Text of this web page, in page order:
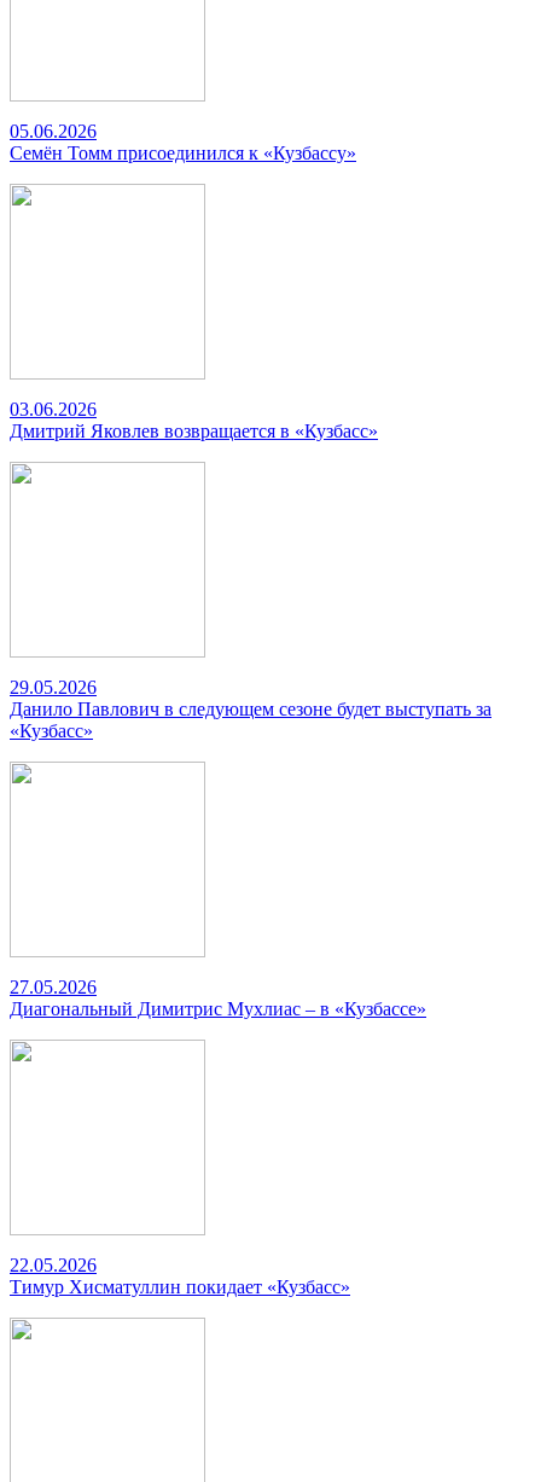
05.06.2026
Семён Томм присоединился к «Кузбассу»
03.06.2026
Дмитрий Яковлев возвращается в «Кузбасс»
29.05.2026
Данило Павлович в следующем сезоне будет выступать за
«Кузбасс»
27.05.2026
Диагональный Димитрис Мухлиас – в «Кузбассе»
22.05.2026
Тимур Хисматуллин покидает «Кузбасс»